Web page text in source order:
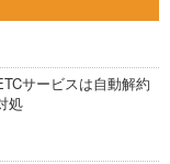
サービスは自動解約
処